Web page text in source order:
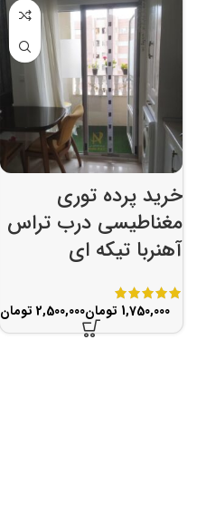
خرید پرده توری
مغناطیسی درب تراس
آهنربا تیکه ای
تومان تومان